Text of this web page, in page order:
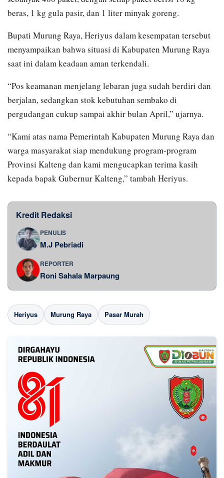
beras, 1 kg gula pasir, dan 1 liter minyak goreng.
Bupati Murung Raya, Heriyus dalam kesempatan tersebut
menyampaikan bahwa situasi di Kabupaten Murung Raya
saat ini dalam keadaan aman terkendali.
“Pos keamanan menjelang lebaran juga sudah berdiri dan
berjalan, sedangkan stok kebutuhan sembako di
pergudangan cukup sampai akhir bulan April,” ujarnya.
“Kami atas nama Pemerintah Kabupaten Murung Raya dan
warga masyarakat siap mendukung program-program
Provinsi Kalteng dan kami mengucapkan terima kasih
kepada bapak Gubernur Kalteng,” tambah Heriyus.
Kredit Redaksi
PENULIS
M.J Pebriadi
REPORTER
Roni Sahala Marpaung
Heriyus Murung Raya Pasar Murah